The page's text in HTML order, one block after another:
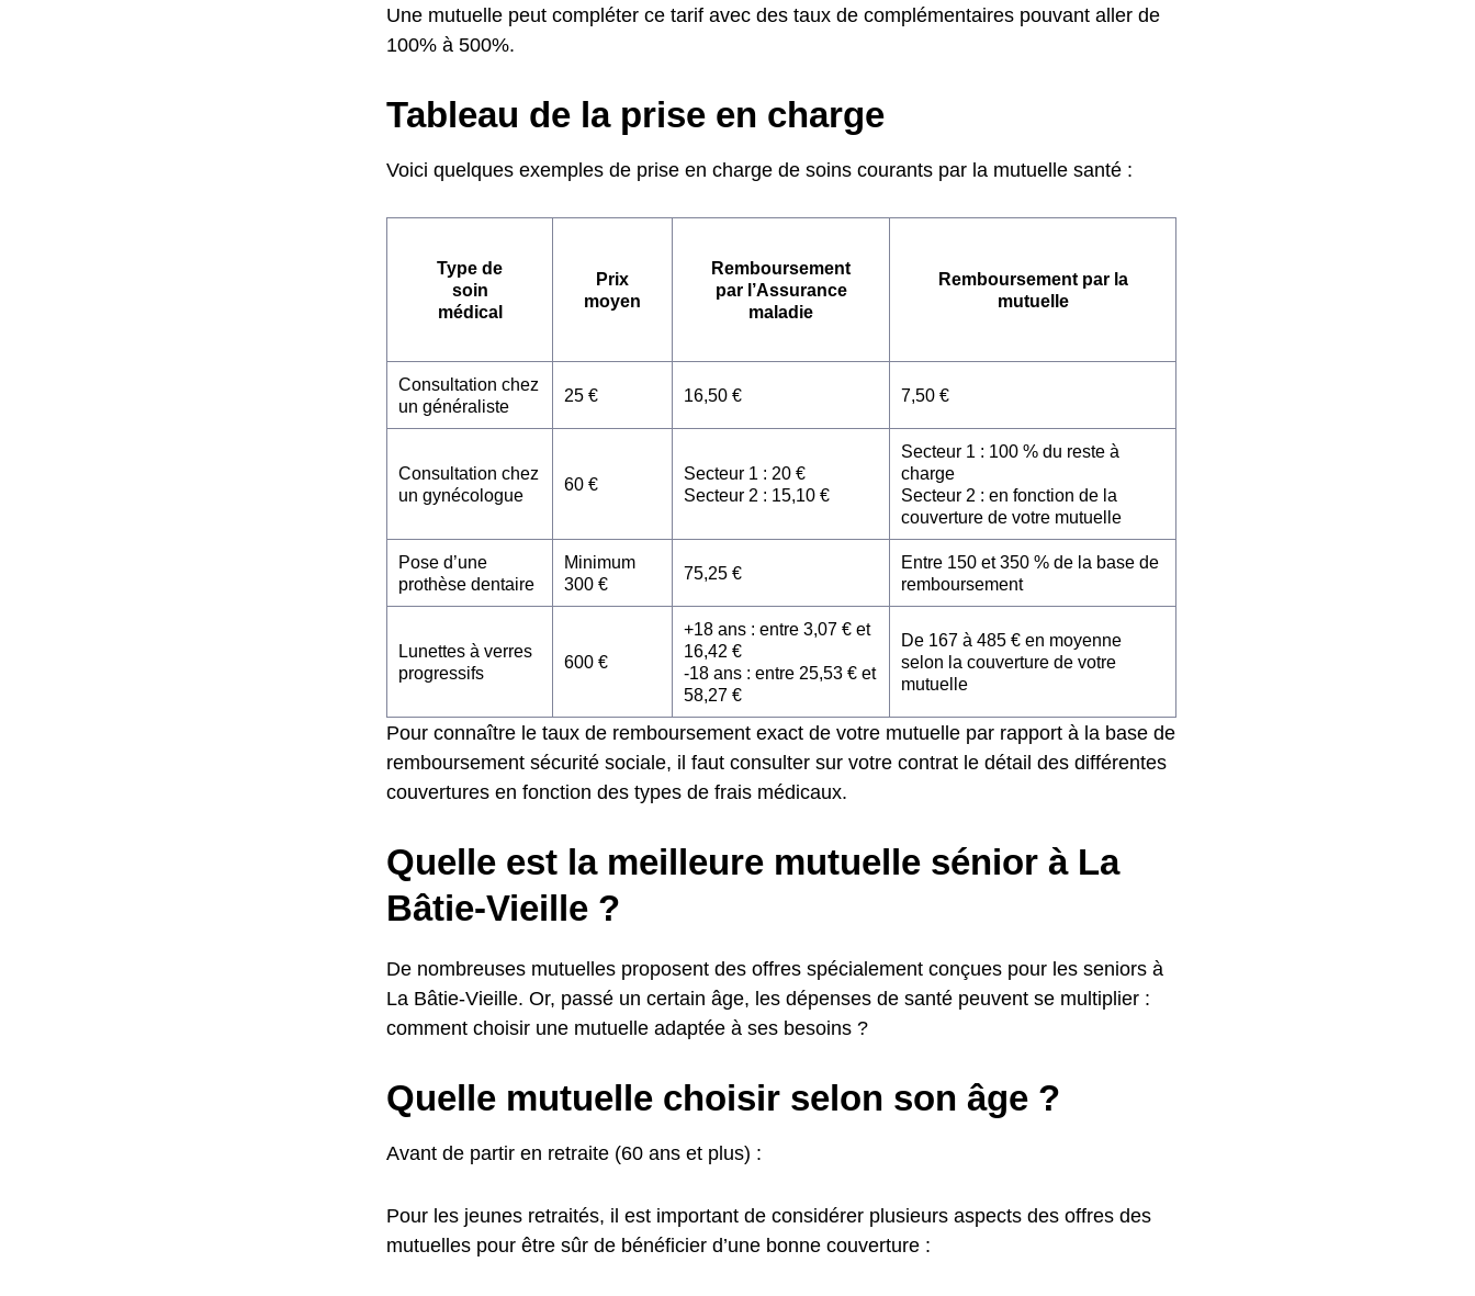
Une mutuelle peut compléter ce tarif avec des taux de complémentaires pouvant aller de
100% à 500%.
Tableau de la prise en charge
Voici quelques exemples de prise en charge de soins courants par la mutuelle santé :
Type de
soin
médical
Prix
moyen
Remboursement
par l’Assurance
maladie
Remboursement par la
mutuelle
Consultation chez
un généraliste
25 € 16,50 € 7,50 €
Consultation chez
un gynécologue
60 €
Secteur 1 : 20 €
Secteur 2 : 15,10 €
Secteur 1 : 100 % du reste à
charge
Secteur 2 : en fonction de la
couverture de votre mutuelle
Pose d’une
prothèse dentaire
Minimum
300 €
75,25 €
Entre 150 et 350 % de la base de
remboursement
Lunettes à verres
progressifs
600 €
+18 ans : entre 3,07 € et
16,42 €
-18 ans : entre 25,53 € et
58,27 €
De 167 à 485 € en moyenne
selon la couverture de votre
mutuelle
Pour connaître le taux de remboursement exact de votre mutuelle par rapport à la base de
remboursement sécurité sociale, il faut consulter sur votre contrat le détail des différentes
couvertures en fonction des types de frais médicaux.
Quelle est la meilleure mutuelle sénior à La
Bâtie-Vieille ?
De nombreuses mutuelles proposent des offres spécialement conçues pour les seniors à
La Bâtie-Vieille. Or, passé un certain âge, les dépenses de santé peuvent se multiplier :
comment choisir une mutuelle adaptée à ses besoins ?
Quelle mutuelle choisir selon son âge ?
Avant de partir en retraite (60 ans et plus) :
Pour les jeunes retraités, il est important de considérer plusieurs aspects des offres des
mutuelles pour être sûr de bénéficier d’une bonne couverture :